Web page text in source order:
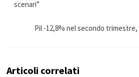
scenari”
Pil -12,8% nel secondo trimestre,
Articoli correlati